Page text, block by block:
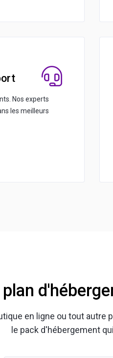
Nos experts
les meilleurs
en ligne ou tout
le pack d'hébergement